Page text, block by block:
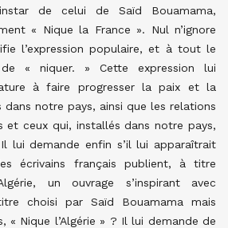
de celui de Saïd Bouamama,
« Nique la France ». Nul n’ignore
l’expression populaire, et à tout le
« niquer. » Cette expression lui
à faire progresser la paix et la
dans notre pays, ainsi que les relations
et ceux qui, installés dans notre pays,
lui demande enfin s’il lui apparaîtrait
écrivains français publient, à titre
un ouvrage s’inspirant avec
choisi par Saïd Bouamama mais
« Nique l’Algérie » ? Il lui demande de